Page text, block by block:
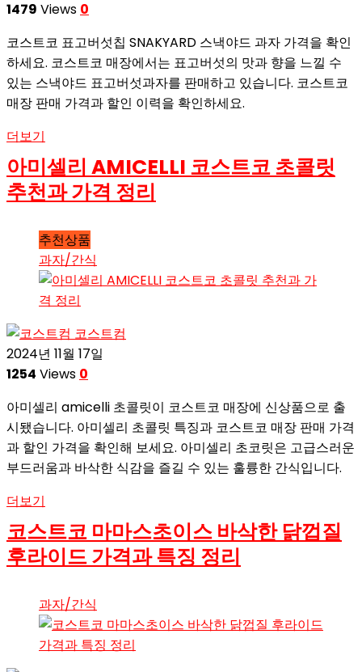
1479 Views 0
코스트코 표고버섯칩 SNAKYARD 스낵야드 과자 가격을 확인
하세요. 코스트코 매장에서는 표고버섯의 맛과 향을 느낄 수
있는 스낵야드 표고버섯과자를 판매하고 있습니다. 코스트코
매장 판매 가격과 할인 이력을 확인하세요.
더보기
아미셀리 AMICELLI 코스트코 초콜릿
추천과 가격 정리
추천상품
과자/간식
코스트컴
2024년 11월 17일
1254 Views 0
아미셀리 amicelli 초콜릿이 코스트코 매장에 신상품으로 출
시됐습니다. 아미셀리 초콜릿 특징과 코스트코 매장 판매 가격
과 할인 가격을 확인해 보세요. 아미셀리 초코릿은 고급스러운
부드러움과 바삭한 식감을 즐길 수 있는 훌륭한 간식입니다.
더보기
코스트코 마마스초이스 바삭한 닭껍질
후라이드 가격과 특징 정리
과자/간식